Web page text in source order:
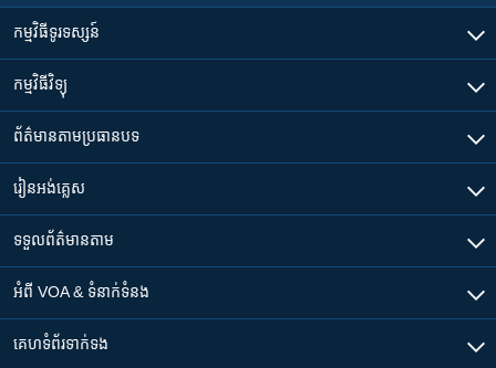
កម្មវិធី​ទូរទស្សន៍
កម្មវិធី​វិទ្យុ
ព័ត៌មាន​តាមប្រធានបទ​
រៀន​​អង់គ្លេស
ទទួល​ព័ត៌មាន​តាម
អំពី​ VOA & ទំនាក់ទំនង
គេហទំព័រ​​ទាក់ទង